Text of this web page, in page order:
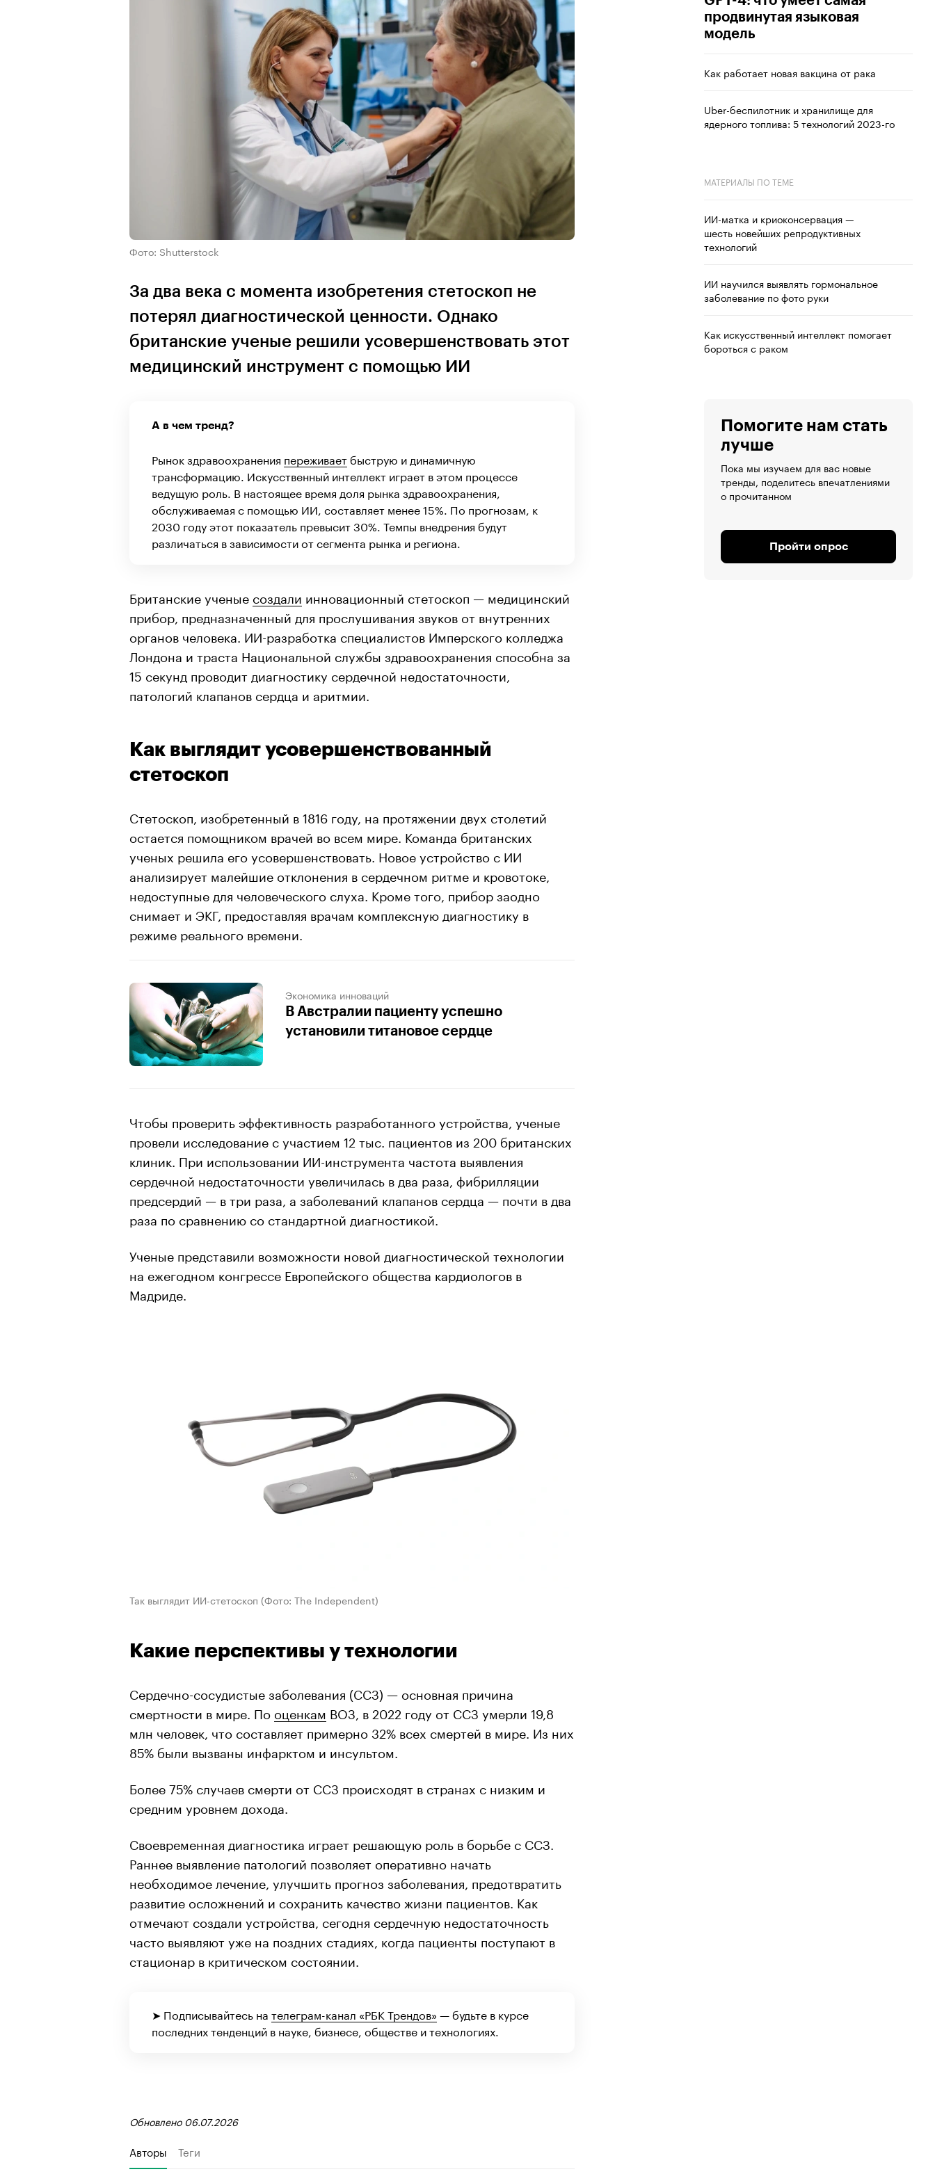
Фото: Shutterstock
За два века с момента изобретения стетоскоп не
потерял диагностической ценности. Однако
британские ученые решили усовершенствовать этот
медицинский инструмент с помощью ИИ
А в чем тренд?
Рынок здравоохранения переживаетбыструю и динамичную
трансформацию. Искусственный интеллект играет в этом процессе
ведущую роль. В настоящее время доля рынка здравоохранения,
обслуживаемая с помощью ИИ, составляет менее 15%. По прогнозам, к
2030 году этот показатель превысит 30%. Темпы внедрения будут
различаться в зависимости от сегмента рынка и региона.
Британские ученые создали инновационный стетоскоп — медицинский
прибор, предназначенный для прослушивания звуков от внутренних
органов человека. ИИ-разработка специалистов Имперского колледжа
Лондона и траста Национальной службы здравоохранения способна за
15 секунд проводит диагностику сердечной недостаточности,
патологий клапанов сердца и аритмии.
Как выглядит усовершенствованный
стетоскоп
Стетоскоп, изобретенный в 1816 году, на протяжении двух столетий
остается помощником врачей во всем мире. Команда британских
ученых решила его усовершенствовать. Новое устройство с ИИ
анализирует малейшие отклонения в сердечном ритме и кровотоке,
недоступные для человеческого слуха. Кроме того, прибор заодно
снимает и ЭКГ, предоставляя врачам комплексную диагностику в
режиме реального времени.
Экономика инноваций
В Австралии пациенту успешно
установили титановое сердце
Чтобы проверить эффективность разработанного устройства, ученые
провели исследование с участием 12 тыс. пациентов из 200 британских
клиник. При использовании ИИ-инструмента частота выявления
сердечной недостаточности увеличилась в два раза, фибрилляции
предсердий — в три раза, а заболеваний клапанов сердца — почти в два
раза по сравнению со стандартной диагностикой.
Ученые представили возможности новой диагностической технологии
на ежегодном конгрессе Европейского общества кардиологов в
Мадриде.
Так выглядит ИИ-стетоскоп (Фото: The Independent)
Какие перспективы у технологии
Сердечно-сосудистые заболевания (ССЗ) — основная причина
смертности в мире. По оценкам ВОЗ, в 2022 году от ССЗ умерли 19,8
млн человек, что составляет примерно 32% всех смертей в мире. Из них
85% были вызваны инфарктом и инсультом.
Более 75% случаев смерти от ССЗ происходят в странах с низким и
средним уровнем дохода.
Своевременная диагностика играет решающую роль в борьбе с ССЗ.
Раннее выявление патологий позволяет оперативно начать
необходимое лечение, улучшить прогноз заболевания, предотвратить
развитие осложнений и сохранить качество жизни пациентов. Как
отмечают создали устройства, сегодня сердечную недостаточность
часто выявляют уже на поздних стадиях, когда пациенты поступают в
стационар в критическом состоянии.
➤ Подписывайтесь на телеграм-канал «РБК Трендов» — будьте в курсе
последних тенденций в науке, бизнесе, обществе и технологиях.
Обновлено 06.07.2026
Авторы Теги
продвинутая языковая
модель
Как работает новая вакцина от рака
Uber-беспилотник и хранилище для
ядерного топлива: 5 технологий 2023-го
МАТЕРИАЛЫ ПО ТЕМЕ
ИИ-матка и криоконсервация —
шесть новейших репродуктивных
технологий
ИИ научился выявлять гормональное
заболевание по фото руки
Как искусственный интеллект помогает
бороться с раком
Помогите нам стать
лучше
Пока мы изучаем для вас новые
тренды, поделитесь впечатлениями
о прочитанном
Пройти опрос